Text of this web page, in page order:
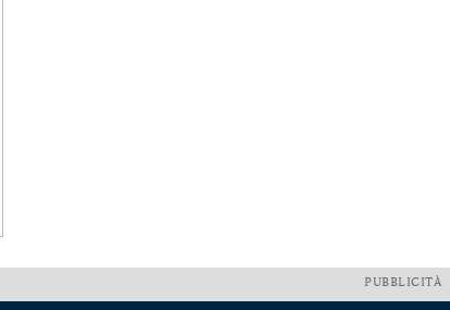
PUBBLICITÀ